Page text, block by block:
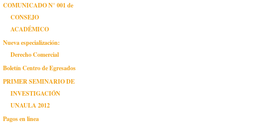
COMUNICADO N° 001 de
CONSEJO
ACADÉMICO
Nueva especialización:
Derecho Comercial
Boletín Centro de Egresados
PRIMER SEMINARIO DE
INVESTIGACIÓN
UNAULA 2012
Pagos en linea